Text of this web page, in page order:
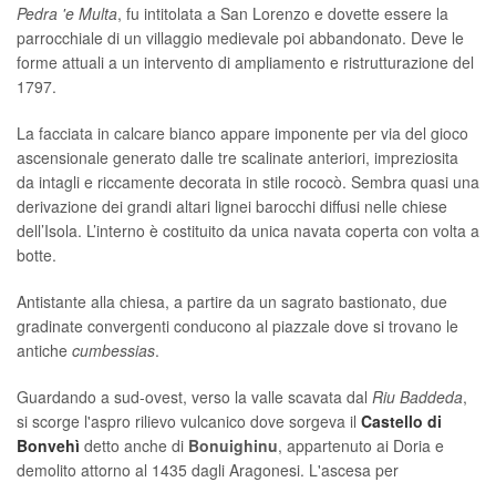
Pedra 'e Multa, fu intitolata a San Lorenzo e dovette essere la
parrocchiale di un villaggio medievale poi abbandonato. Deve le
forme attuali a un intervento di ampliamento e ristrutturazione del
1797.
La facciata in calcare bianco appare imponente per via del gioco
ascensionale generato dalle tre scalinate anteriori, impreziosita
da intagli e riccamente decorata in stile rococò. Sembra quasi una
derivazione dei grandi altari lignei barocchi diffusi nelle chiese
dell’Isola. L’interno è costituito da unica navata coperta con volta a
botte.
Antistante alla chiesa, a partire da un sagrato bastionato, due
gradinate convergenti conducono al piazzale dove si trovano le
antiche cumbessias.
Guardando a sud-ovest, verso la valle scavata dal Riu Baddeda,
si scorge l'aspro rilievo vulcanico dove sorgeva il Castello di
Bonvehì detto anche di Bonuighinu, appartenuto ai Doria e
demolito attorno al 1435 dagli Aragonesi. L'ascesa per